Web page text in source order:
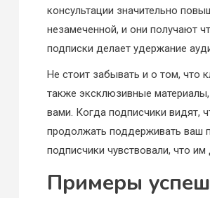
консультации значительно
незамеченной, и они получают
подписки делает удержание
Не стоит забывать и о том, что
также эксклюзивные
вами. Когда подписчики видят,
продолжать поддерживать ваш
подписчики чувствовали, что
Примеры